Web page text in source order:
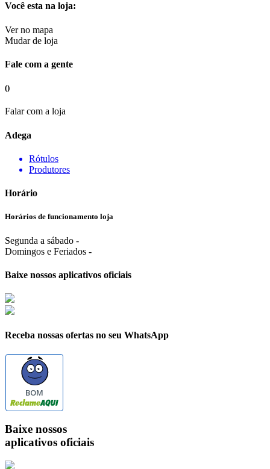
Você esta na loja:
Ver no mapa
Mudar de loja
Fale com a gente
()
Falar com a loja
Adega
Rótulos
Produtores
Horário
Horários de funcionamento loja
Segunda a sábado -
Domingos e Feriados -
Baixe nossos aplicativos oficiais
Receba nossas ofertas no seu WhatsApp
BOM
Baixe nossos
aplicativos oficiais